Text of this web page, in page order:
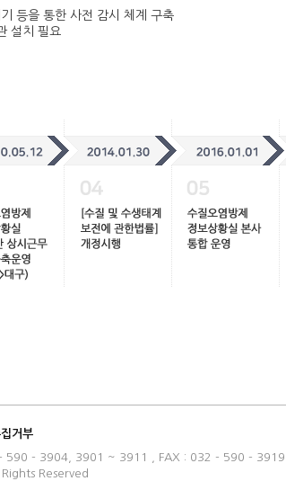
등을 통한 사전 감시 체계 구축
설치 필요
거부
- 590 - 3904, 3901 ~ 3911 , FAX : 032 - 590 - 3919
Reserved